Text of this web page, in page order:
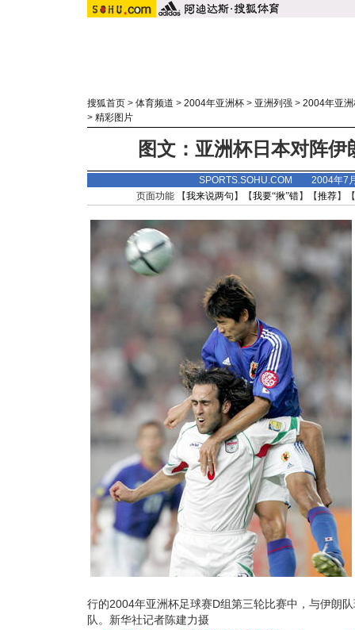
搜狐首页 > 体育频道 > 2004年亚洲杯 > 亚洲列强 > 2004年亚
> 精彩图片
图文：亚洲杯日本对阵
SPORTS.SOHU.COM 2004年7
页面功能 【我来说两句 】【我要“揪”错】【推荐】
行的2004年亚洲杯足球赛D组第三轮比赛中，与伊朗
队。新华社记者陈建力摄